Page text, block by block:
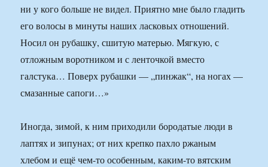
ни у кого больше не видел. Приятно мне было гладить
его волосы в минуты наших ласковых отношений.
Носил он рубашку, сшитую матерью. Мягкую, с
отложным воротником и с ленточкой вместо
галстука… Поверх рубашки — „пинжак“, на ногах —
смазанные сапоги…»
Иногда, зимой, к ним приходили бородатые люди в
лаптях и зипунах; от них крепко пахло ржаным
хлебом и ещё чем-то особенным, каким-то вятским